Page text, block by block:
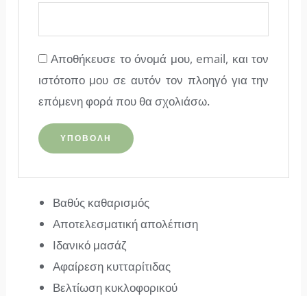
Αποθήκευσε το όνομά μου, email, και τον
ιστότοπο μου σε αυτόν τον πλοηγό για την
επόμενη φορά που θα σχολιάσω.
Βαθύς καθαρισμός
Αποτελεσματική απολέπιση
Ιδανικό μασάζ
Αφαίρεση κυτταρίτιδας
Βελτίωση κυκλοφορικού